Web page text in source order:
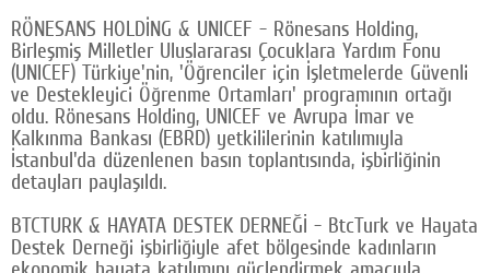
RÖNESANS HOLDİNG & UNICEF - Rönesans Holding,
Birleşmiş Milletler Uluslararası Çocuklara Yardım Fonu
(UNICEF) Türkiye'nin, 'Öğrenciler için İşletmelerde Güvenli
ve Destekleyici Öğrenme Ortamları' programının ortağı
oldu. Rönesans Holding, UNICEF ve Avrupa İmar ve
Kalkınma Bankası (EBRD) yetkililerinin katılımıyla
İstanbul'da düzenlenen basın toplantısında, işbirliğinin
detayları paylaşıldı.
BTCTURK & HAYATA DESTEK DERNEĞİ - BtcTurk ve Hayata
Destek Derneği işbirliğiyle afet bölgesinde kadınların